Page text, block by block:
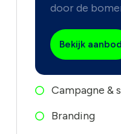
door de
Bekijk aanbod
Campagne &
Branding